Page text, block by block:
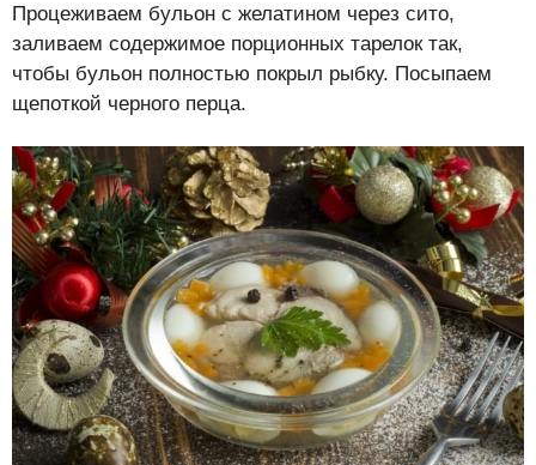
Процеживаем бульон с желатином через сито,
заливаем содержимое порционных тарелок так,
чтобы бульон полностью покрыл рыбку. Посыпаем
щепоткой черного перца.